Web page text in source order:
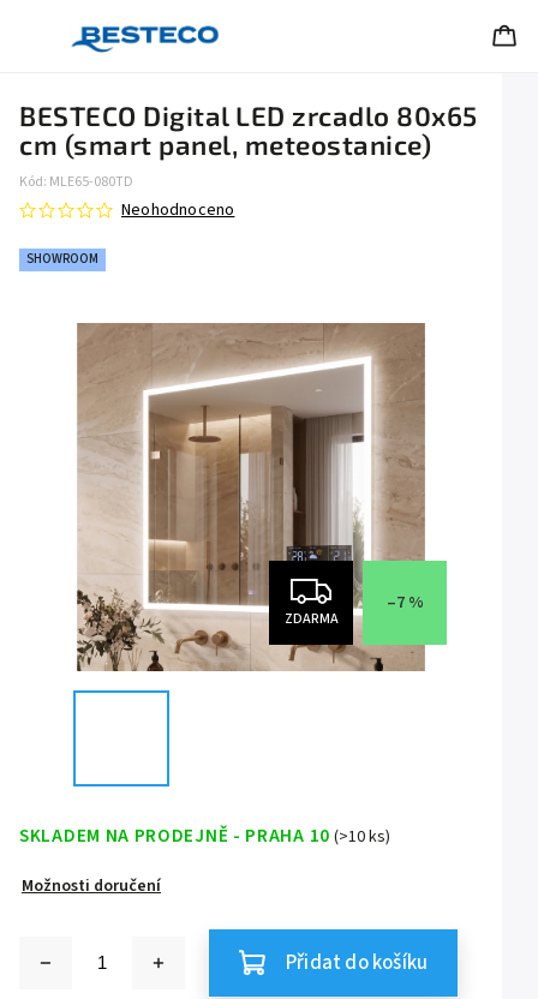
BESTECO Digital LED zrcadlo 80x65
cm (smart panel, meteostanice)
Kód: MLE65-080TD
SHOWROOM
Neohodnoceno
ZDARMA
–7 %
SKLADEM NA PRODEJNĚ - PRAHA 10 (>10 ks)
Možnosti doručení
Přidat do košíku